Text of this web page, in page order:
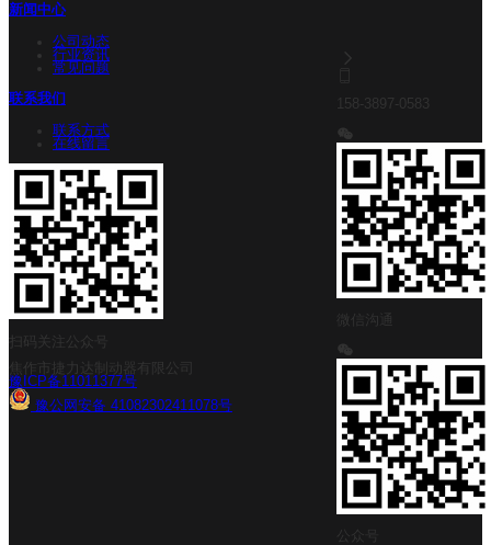
新闻中心
公司动态
行业资讯
常见问题
联系我们
联系方式
在线留言
扫码关注公众号
焦作市捷力达制动器有限公司
豫ICP备11011377号
豫公网安备 41082302411078号
158-3897-0583
微信沟通
公众号